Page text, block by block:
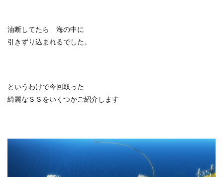
油断してたら 海の中に
引きずり込まれるでした。
というわけで今回取った
綺麗なＳＳをいくつかご紹介します